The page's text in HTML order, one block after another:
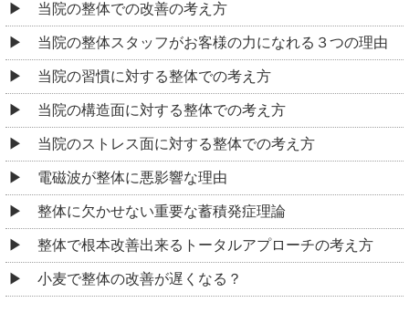
当院の整体での改善の考え方
当院の整体スタッフがお客様の力になれる３つの理由
当院の習慣に対する整体での考え方
当院の構造面に対する整体での考え方
当院のストレス面に対する整体での考え方
電磁波が整体に悪影響な理由
整体に欠かせない重要な蓄積発症理論
整体で根本改善出来るトータルアプローチの考え方
小麦で整体の改善が遅くなる？